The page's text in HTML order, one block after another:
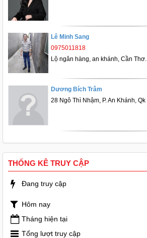
Lê Minh Sang
0975011818
Lộ ngân hàng, an khánh, Cần Thơ.
Dương Bích Trâm
28 Ngô Thì Nhậm, P. An Khánh, Qk
THỐNG KÊ TRUY CẬP
Đang truy cập
Hôm nay
Tháng hiện tại
Tổng lượt truy cập